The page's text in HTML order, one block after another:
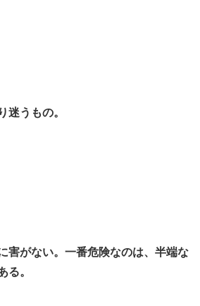
迷うもの。
害がない。一番危険なのは、半端な
る。